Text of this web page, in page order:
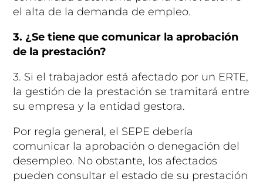
el alta de la demanda de empleo.
3. ¿Se tiene que comunicar la aprobación
de la prestación?
3. Si el trabajador está afectado por un ERTE,
la gestión de la prestación se tramitará entre
su empresa y la entidad gestora.
Por regla general, el SEPE debería
comunicar la aprobación o denegación del
desempleo. No obstante, los afectados
pueden consultar el estado de su prestación